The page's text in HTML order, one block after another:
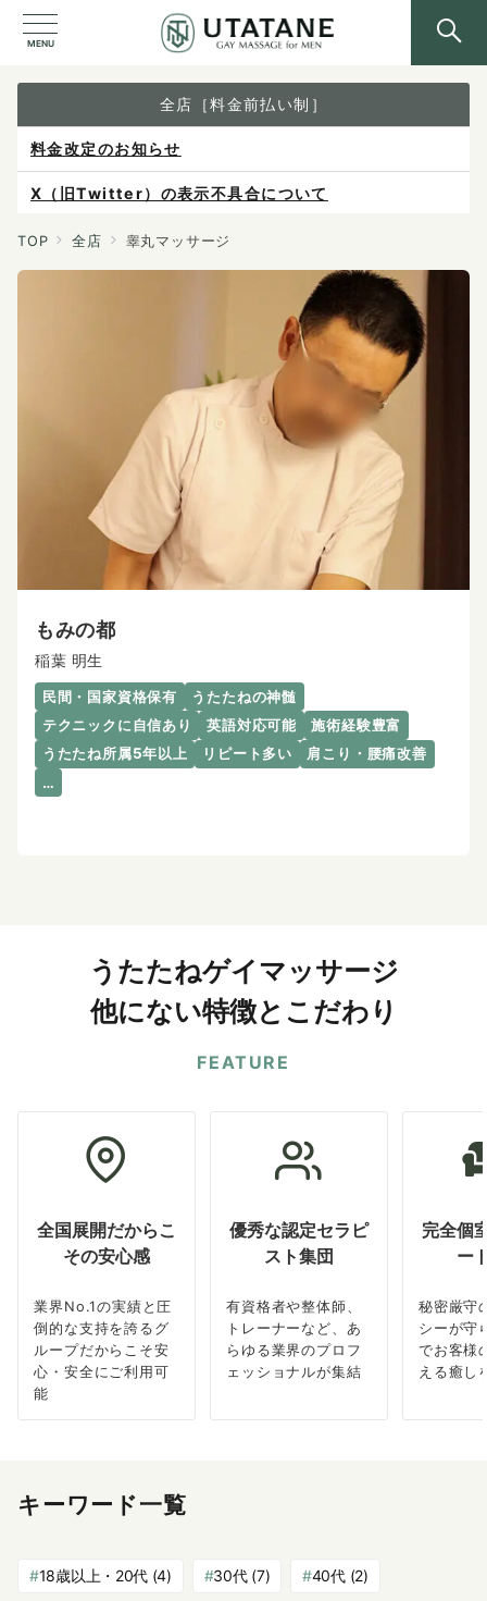
MENU
全店［料金前払い制］
料金改定のお知らせ
X（旧Twitter）の表示不具合について
ご予約は各店へ直接お問い合わせください。
料金は当日施術前にお支払いください。
TOP 全店 睾丸マッサージ
もみの都
稲葉 明生
民間・国家資格保有
うたたねの神髄
テクニックに自信あり
英語対応可能
施術経験豊富
うたたね所属5年以上
リピート多い
肩こり・腰痛改善
…
うたたねゲイマッサージ
他にない特徴とこだわり
FEATURE
全国展開だからこ
その安心感
業界No.1の実績と圧
倒的な支持を誇るグ
ループだからこそ安
心・安全にご利用可
能
優秀な認定セラピ
スト集団
有資格者や整体師、
トレーナーなど、あ
らゆる業界のプロフ
ェッショナルが集結
完全個
ー
秘密厳守
シーが守
でお客様
える癒し
キーワード一覧
18歳以上・20代 (4) 30代(7) 40代(2)